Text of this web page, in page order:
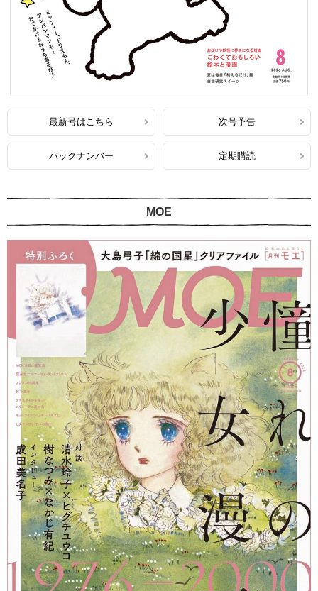
最新号はこちら 次号予告
バックナンバー 定期購読
MOE